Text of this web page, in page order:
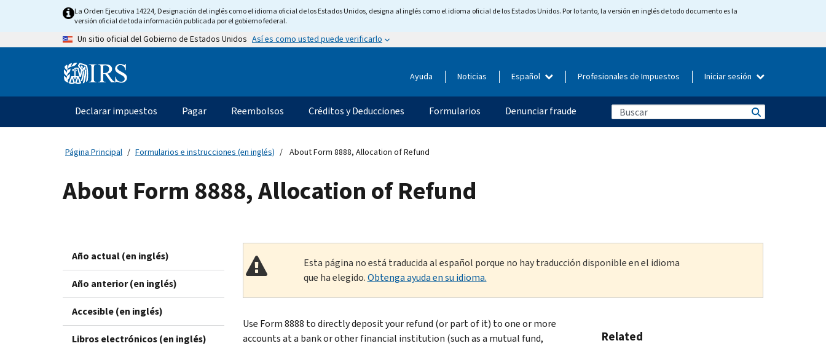
content
La Orden Ejecutiva 14224, Designación del inglés como el idioma oficial de los Estados Unidos, designa al inglés como el idioma oficial de los Estados Unidos. Por lo tanto, la versión en inglés de todo documento es la
versión oficial de toda información publicada por el gobierno federal.
Un sitio oficial del Gobierno de Estados Unidos Así es como usted puede verificarlo
Information Ayuda Noticias Español Profesionales de Impuestos Iniciar sesión
Navegación
principal
Declarar impuestos Pagar Reembolsos Créditos y Deducciones Formularios Denunciar fraude
Página Principal Formularios e instrucciones (en inglés) About Form 8888, Allocation of Refund
About Form 8888, Allocation of Refund
Año actual (en inglés)
Año anterior (en inglés)
Accesible (en inglés)
Libros electrónicos (en inglés)
Esta página no está traducida al español porque no hay traducción disponible en el idioma
que ha elegido.Obtenga ayuda en su idioma.
Use Form 8888 to directly deposit your refund (or part of it) to one or more
accounts at a bank or other financial institution (such as a mutual fund,
Related